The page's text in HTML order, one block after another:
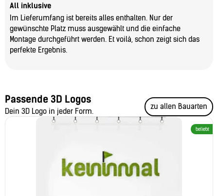
All inklusive
Im Lieferumfang ist bereits alles enthalten. Nur der
gewünschte Platz muss ausgewählt und die einfache
Montage durchgeführt werden. Et voilà, schon zeigt sich das
perfekte Ergebnis.
Passende 3D Logos
Dein 3D Logo in jeder Form.
zu allen Bauarten
beliebt